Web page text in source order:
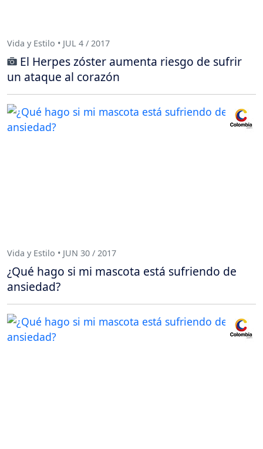
Vida y Estilo • JUL 4 / 2017
El Herpes zóster aumenta riesgo de sufrir
un ataque al corazón
Vida y Estilo • JUN 30 / 2017
¿Qué hago si mi mascota está sufriendo de
ansiedad?